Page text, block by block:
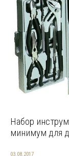
Набор
минимум для
03.08.2017